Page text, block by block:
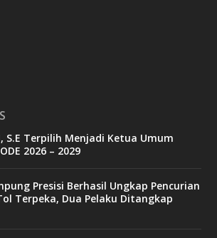
S.E Terpilih Menjadi Ketua Umum
2026 – 2029
Presisi Berhasil Ungkap Pencurian
Terpeka, Dua Pelaku Ditangkap